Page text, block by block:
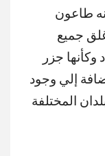
طاعون
جميع
وكأنها جزر
إلي وجود
المختلفة